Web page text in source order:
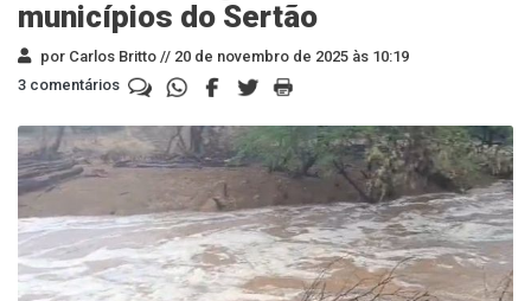
municípios do Sertão
por Carlos Britto // 20 de novembro de 2025 às 10:19
3 comentários